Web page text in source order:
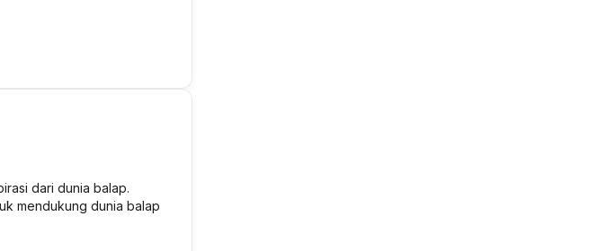
dari dunia balap.
mendukung dunia balap